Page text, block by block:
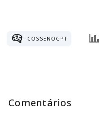
COSSENOGPT
Comentários